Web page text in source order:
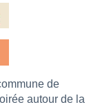
de
autour de la